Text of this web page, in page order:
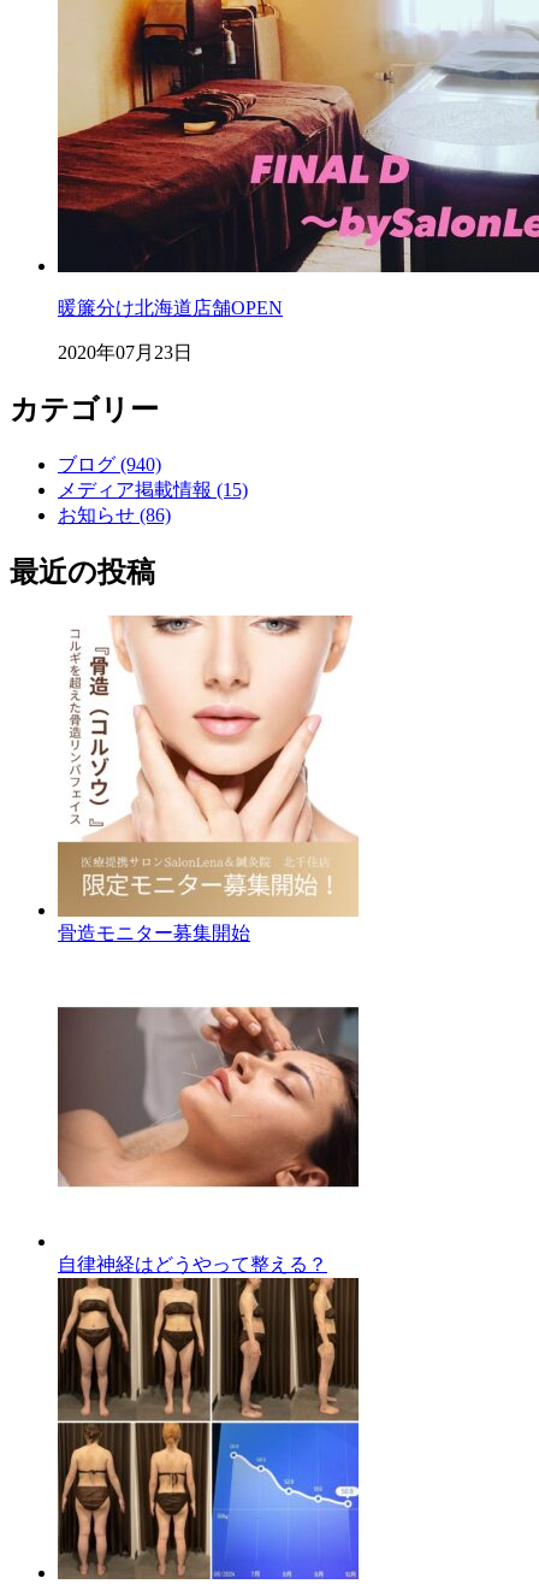
暖簾分け北海道店舗OPEN
2020年07月23日
カテゴリー
ブログ (940)
メディア掲載情報 (15)
お知らせ (86)
最近の投稿
骨造モニター募集開始
自律神経はどうやって整える？